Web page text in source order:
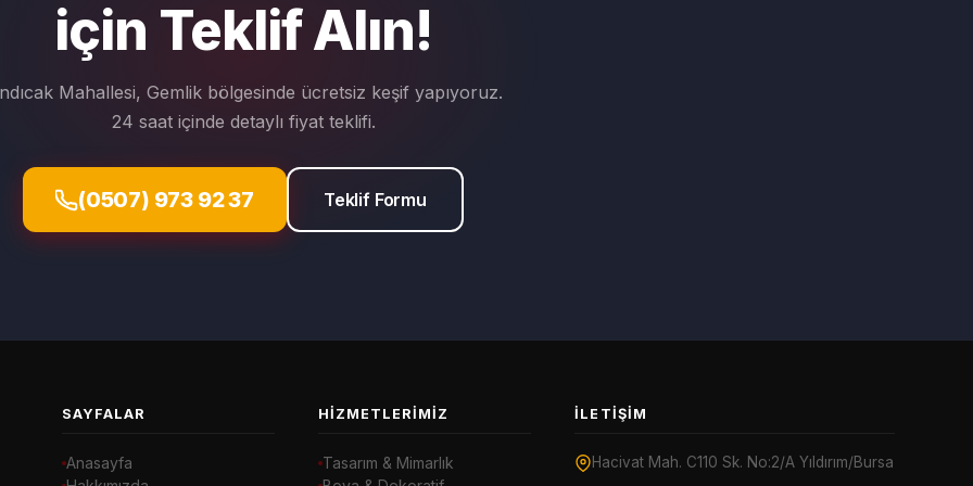
için Teklif Alın!
Mahallesi, Gemlik bölgesinde ücretsiz keşif yapıyoruz.
24 saat içinde detaylı fiyat teklifi.
(0507) 973 92 37 Teklif Formu
SAYFALAR
Anasayfa
HIZMETLERIMIZ
Tasarım & Mimarlık
İLETIŞIM
Hacivat Mah. C110 Sk. No:2/A Yıldırım/Bursa